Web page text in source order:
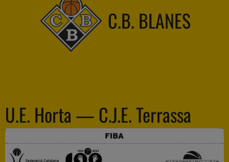
C.B. BLANES
U.E. Horta — C.J.E. Terrassa